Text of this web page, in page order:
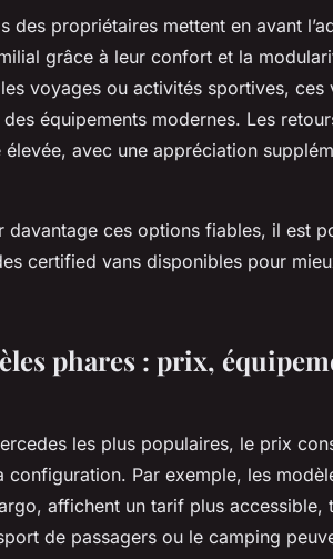
des propriétaires mettent en avant
grâce à leur confort et la
voyages ou activités sportives, ces
équipements modernes. Les
avec une appréciation
davantage ces options fiables, il est
certified vans disponibles pour
phares : prix,
les plus populaires, le prix
configuration. Par exemple, les
affichent un tarif plus accessible,
de passagers ou le camping